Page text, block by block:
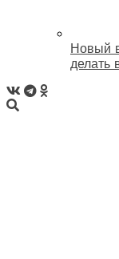
Новый
делать